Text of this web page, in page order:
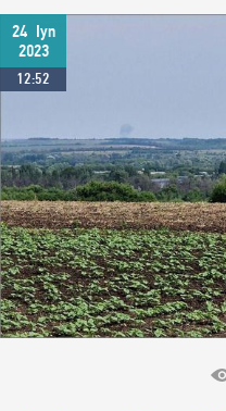
24
Iyn
2023
12:52